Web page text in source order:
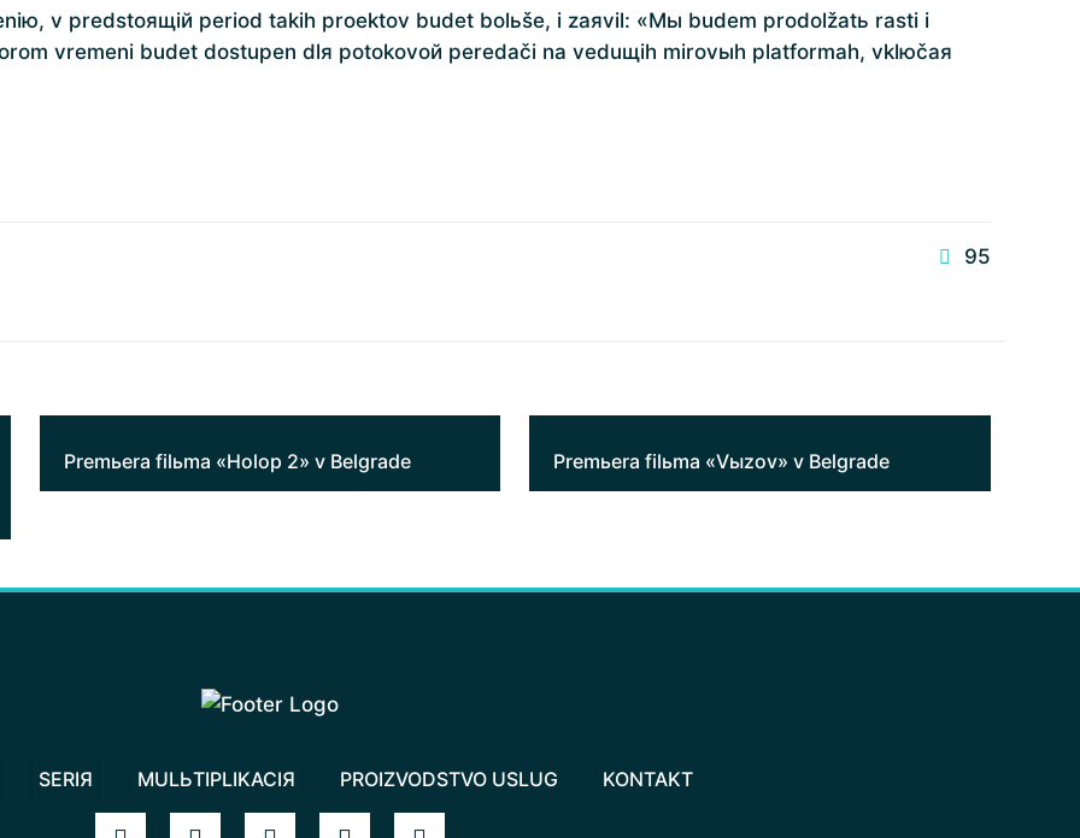
v predstoящiй period takih proektov budet bolьše, i zaяvil: «Mы budem prodolžatь rasti i
vremeni budet dostupen dlя potokovoй peredači na veduщih mirovыh platformah, vklюčaя
95
Premьera filьma «Holop 2» v Belgrade Premьera filьma «Vыzov» v Belgrade
SERIЯ MULЬTIPLIKACIЯ PROIZVODSTVO USLUG KONTAKT